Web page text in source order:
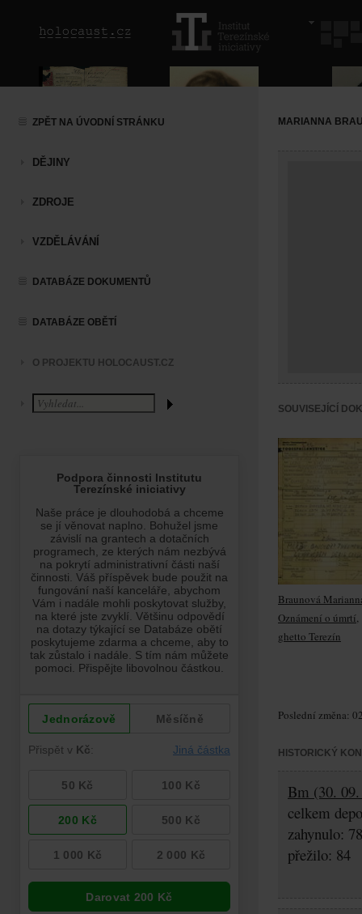
ZPĚT NA ÚVODNÍ STRÁNKU
DĚJINY
ZDROJE
VZDĚLÁVÁNÍ
DATABÁZE DOKUMENTŮ
DATABÁZE OBĚTÍ
O PROJEKTU HOLOCAUST.CZ
MARIANNA
SOUVISEJÍCÍ
Braunová
Oznámení o úmrtí,
ghetto Terezín
Poslední změna:
HISTORICKÝ
Bm (30.
celkem
zahynulo:
přežilo: 84